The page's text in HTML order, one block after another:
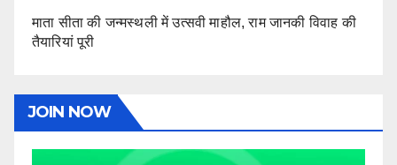
माता सीता की जन्मस्थली में उत्सवी माहौल, राम जानकी विवाह की
तैयारियां पूरी
JOIN NOW